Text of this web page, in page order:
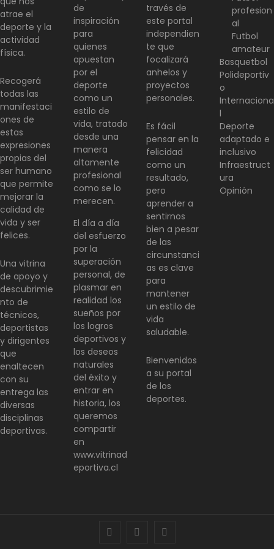
atrae el
deporte y la
actividad
física.
Recogerá
todas las
manifestaci
ones de
estas
expresiones
propias del
ser humano
que permite
mejorar la
calidad de
vida y ser
felices.
Una vitrina
de apoyo y
descubrimie
nto de
técnicos,
deportistas
y dirigentes
que
enaltecen
con su
entrega las
diversas
disciplinas
deportivas.
de
inspiración
para
quienes
apuestan
por el
deporte
como un
estilo de
vida, tratado
desde una
manera
altamente
profesional
como se lo
merecen.
El día a día
del esfuerzo
por la
superación
personal, de
plasmar en
realidad los
sueños por
los logros
deportivos y
los deseos
naturales
del éxito y
entrar en
historia, los
queremos
compartir
en
www.vitrinad
eportiva.cl
través de
este portal
independien
te que
focalizará
anhelos y
proyectos
personales.
Es fácil
pensar en la
felicidad
como un
resultado,
pero
aprender a
sentirnos
bien a pesar
de las
circunstanci
as es clave
para
mantener
un estilo de
vida
saludable.
Bienvenidos
a su portal
de los
deportes.
profesion
al
Futbol
amateur
Basquetbol
Polideportiv
o
Internaciona
l
Deporte
adaptado e
inclusivo
Infraestruct
ura
Opinión
facebook twitter